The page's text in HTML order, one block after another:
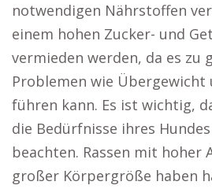
notwendigen Nährstoffen
einem hohen Zucker- und
vermieden werden, da es zu
Problemen wie Übergewicht
führen kann. Es ist wichtig,
die Bedürfnisse ihres
beachten. Rassen mit hoher
großer Körpergröße haben